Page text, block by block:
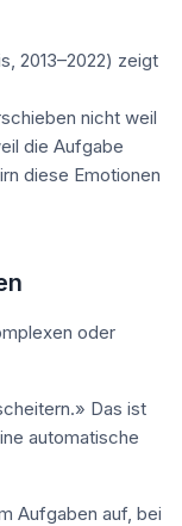
2013–2022) zeigt
nicht weil
die Aufgabe
diese Emotionen
oder
Das ist
automatische
Aufgaben auf, bei